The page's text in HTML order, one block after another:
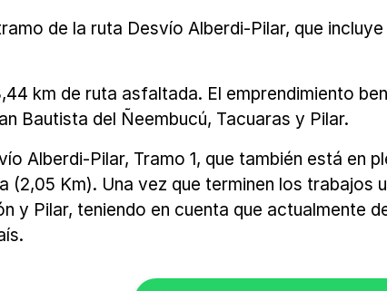
de la ruta Desvío Alberdi-Pilar, que
km de ruta asfaltada. El emprendimiento
Bautista del Ñeembucú, Tacuaras y Pilar.
Alberdi-Pilar, Tramo 1, que también está en
(2,05 Km). Una vez que terminen los
y Pilar, teniendo en cuenta que actualmente